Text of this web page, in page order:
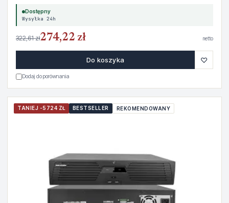
Dostępny
Wysyłka 24h
322,61 zł274,22 zł netto
Do koszyka ♡
Dodaj do porównania
TANIEJ -5724 ZŁ BESTSELLER REKOMENDOWANY